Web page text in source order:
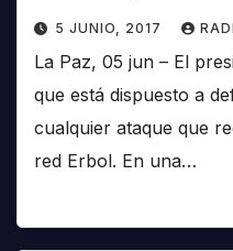
5 JUNIO, 2017
La Paz, 05 jun – El
que está dispuesto a
cualquier ataque que
red Erbol. En una…